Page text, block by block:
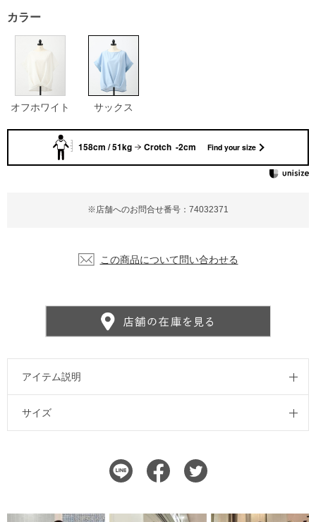
※店舗へのお問合せ番号：74032371
カラー
オフホワイト サックス
この商品について問い合わせる
アイテム説明
サイズ
158cm / 51kg Crotch -2cm Find your size